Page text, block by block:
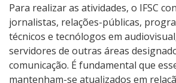
Para realizar as atividades, o IFSC
jornalistas, relações-públicas,
técnicos e tecnólogos em
servidores de outras áreas
comunicação. É fundamental que
mantenham-se atualizados em